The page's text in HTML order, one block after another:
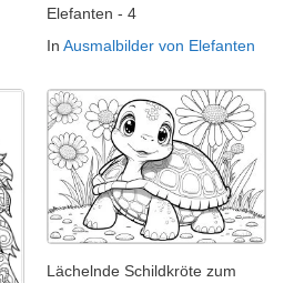
Elefanten - 4
In Ausmalbilder von Elefanten
Lächelnde Schildkröte zum